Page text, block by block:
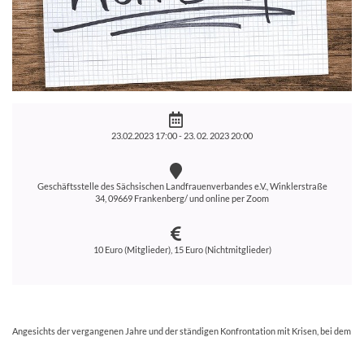
23.02.2023 17:00 - 23. 02. 2023 20:00
Geschäftsstelle des Sächsischen Landfrauenverbandes e.V., Winklerstraße
34, 09669 Frankenberg/ und online per Zoom
10 Euro (Mitglieder), 15 Euro (Nichtmitglieder)
Angesichts der vergangenen Jahre und der ständigen Konfrontation mit Krisen, bei dem